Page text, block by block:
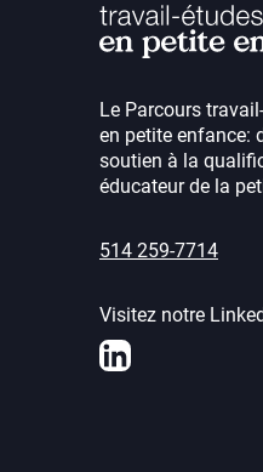
Le Parcours
en petite enfance:
soutien à la
éducateur de la
514 259-7714
Visitez notre
LinkedIn